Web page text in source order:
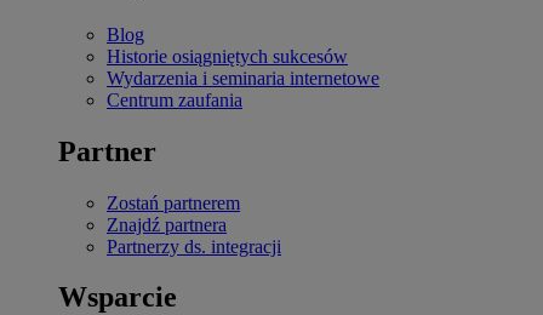
Blog
Historie osiągniętych sukcesów
Wydarzenia i seminaria internetowe
Centrum zaufania
Partner
Zostań partnerem
Znajdź partnera
Partnerzy ds. integracji
Wsparcie